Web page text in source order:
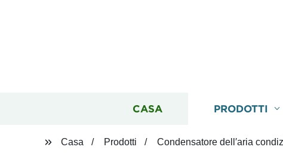
CASA PRODOTTI
Casa Prodotti Condensatore dell′aria